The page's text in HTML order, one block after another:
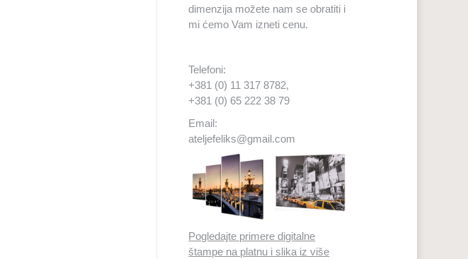
dimenzija možete nam se obratiti i
mi ćemo Vam izneti cenu.
Telefoni:
+381 (0) 11 317 8782,
+381 (0) 65 222 38 79
Email:
ateljefeliks@gmail.com
Pogledajte primere digitalne
štampe na platnu i slika iz više